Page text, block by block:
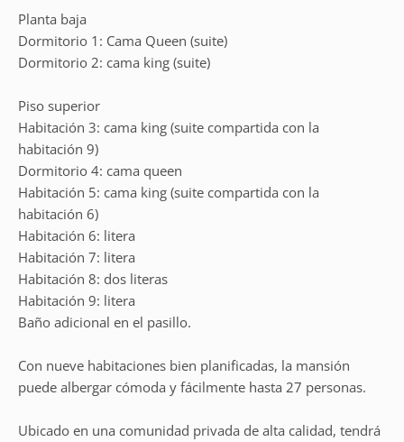
Planta baja
Dormitorio 1: Cama Queen (suite)
Dormitorio 2: cama king (suite)
Piso superior
Habitación 3: cama king (suite compartida con la
habitación 9)
Dormitorio 4: cama queen
Habitación 5: cama king (suite compartida con la
habitación 6)
Habitación 6: litera
Habitación 7: litera
Habitación 8: dos literas
Habitación 9: litera
Baño adicional en el pasillo.
Con nueve habitaciones bien planificadas, la mansión
puede albergar cómoda y fácilmente hasta 27 personas.
Ubicado en una comunidad privada de alta calidad, tendrá